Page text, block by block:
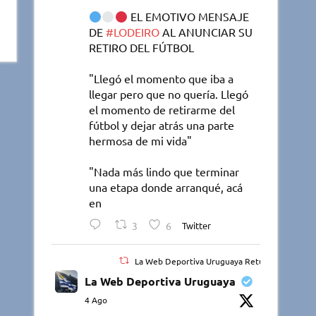
EL EMOTIVO MENSAJE
DE#LODEIRO AL ANUNCIAR SU
RETIRO DEL FÚTBOL
"Llegó el momento que iba a
llegar pero que no quería. Llegó
el momento de retirarme del
fútbol y dejar atrás una parte
hermosa de mi vida"
"Nada más lindo que terminar
una etapa donde arranqué, acá
en
3 6 Twitter
La Web Deportiva Uruguaya Retuiteado
La Web Deportiva Uruguaya
4 Ago